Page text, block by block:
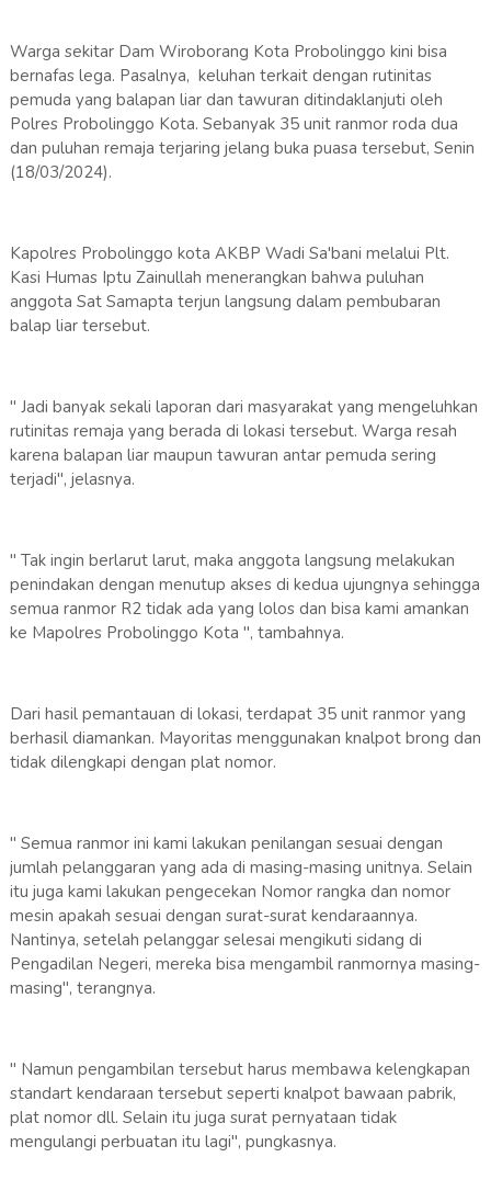
Warga sekitar Dam Wiroborang Kota Probolinggo kini bisa
bernafas lega. Pasalnya, keluhan terkait dengan rutinitas
pemuda yang balapan liar dan tawuran ditindaklanjuti oleh
Polres Probolinggo Kota. Sebanyak 35 unit ranmor roda dua
dan puluhan remaja terjaring jelang buka puasa tersebut, Senin
(18/03/2024).
Kapolres Probolinggo kota AKBP Wadi Sa'bani melalui Plt.
Kasi Humas Iptu Zainullah menerangkan bahwa puluhan
anggota Sat Samapta terjun langsung dalam pembubaran
balap liar tersebut.
" Jadi banyak sekali laporan dari masyarakat yang mengeluhkan
rutinitas remaja yang berada di lokasi tersebut. Warga resah
karena balapan liar maupun tawuran antar pemuda sering
terjadi", jelasnya.
" Tak ingin berlarut larut, maka anggota langsung melakukan
penindakan dengan menutup akses di kedua ujungnya sehingga
semua ranmor R2 tidak ada yang lolos dan bisa kami amankan
ke Mapolres Probolinggo Kota ", tambahnya.
Dari hasil pemantauan di lokasi, terdapat 35 unit ranmor yang
berhasil diamankan. Mayoritas menggunakan knalpot brong dan
tidak dilengkapi dengan plat nomor.
" Semua ranmor ini kami lakukan penilangan sesuai dengan
jumlah pelanggaran yang ada di masing-masing unitnya. Selain
itu juga kami lakukan pengecekan Nomor rangka dan nomor
mesin apakah sesuai dengan surat-surat kendaraannya.
Nantinya, setelah pelanggar selesai mengikuti sidang di
Pengadilan Negeri, mereka bisa mengambil ranmornya masing-
masing", terangnya.
" Namun pengambilan tersebut harus membawa kelengkapan
standart kendaraan tersebut seperti knalpot bawaan pabrik,
plat nomor dll. Selain itu juga surat pernyataan tidak
mengulangi perbuatan itu lagi", pungkasnya.